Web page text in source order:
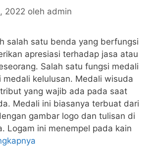
2022 oleh admin
salah satu benda yang berfungsi
apresiasi terhadap jasa atau
Salah satu fungsi medali
medali kelulusan. Medali wisuda
yang wajib ada pada saat
Medali ini biasanya terbuat dari
gambar logo dan tulisan di
Logam ini menempel pada kain